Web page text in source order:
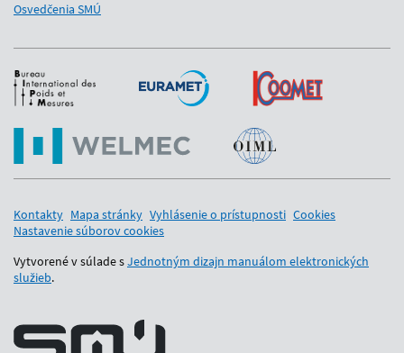
Osvedčenia SMÚ
Medzinárodní partneri
Kontakty Mapa stránky Vyhlásenie o prístupnosti Cookies
Nastavenie súborov cookies
Vytvorené v súlade sJednotným dizajn manuálom elektronických
služieb.